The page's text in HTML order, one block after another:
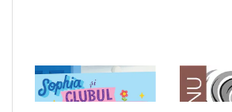
1 x SOPHIA SI CLUBUL
CORNER PARK
1 x